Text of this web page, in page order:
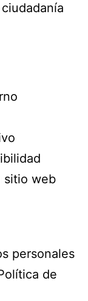
sitio web
personales
de